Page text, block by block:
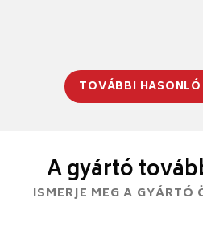
TOVÁBBI HASONLÓ
A gyártó
ISMERJE MEG A GYÁRTÓ